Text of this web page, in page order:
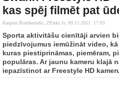
kas spēj filmēt pat
Kaspars Rumbenieks, ZParks.lv, 09.11.2011. 17:03
Sporta aktivitāšu cienītāji arvien
piedzīvojumus iemūžināt video,
kuras piestiprināmas, piemēram,
populāras. Ar jaunu kameru klajā
iepazīstinot ar Freestyle HD